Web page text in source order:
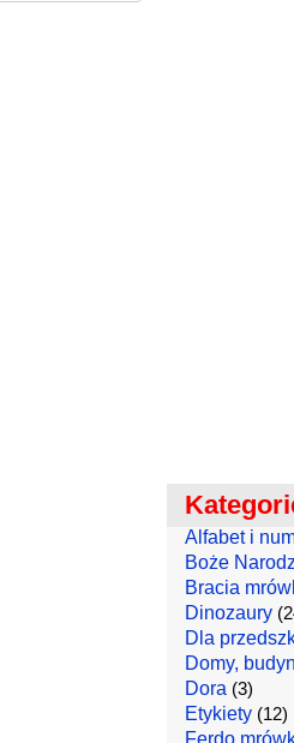
Alfabet i
Boże
Bracia
Dinozaury
Dla
Domy,
Dora (3)
Etykiety(12)
Ferdo